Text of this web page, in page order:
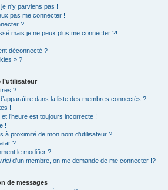
n’y parviens pas !
pas me connecter !
?
mais je ne peux plus me connecter ?!
déconnecté ?
» ?
l’utilisateur
?
dans la liste des membres connectés ?
!
l’heure est toujours incorrecte !
!
à proximité de mon nom d’utilisateur ?
?
le modifier ?
d’un membre, on me demande de me connecter !?
de messages